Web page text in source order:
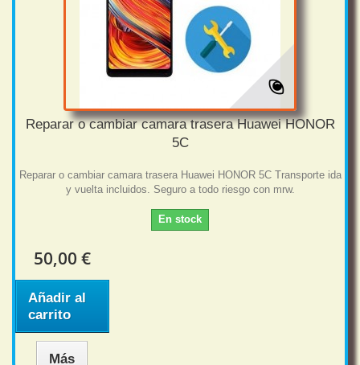
Reparar o cambiar camara trasera Huawei HONOR
5C
Reparar o cambiar camara trasera Huawei HONOR 5C Transporte ida
y vuelta incluidos. Seguro a todo riesgo con mrw.
En stock
50,00 €
Añadir al
carrito
Más